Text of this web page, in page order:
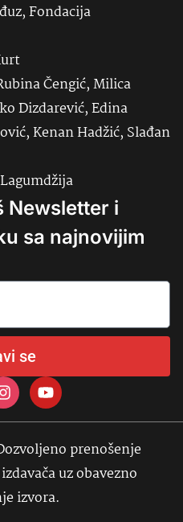
Fondacija
Čengić, Milica
Dizdarević, Edina
Kenan Hadžić, Slađan
Newsletter i
sa najnovijim
se
prenošenje
uz obavezno
izvora.